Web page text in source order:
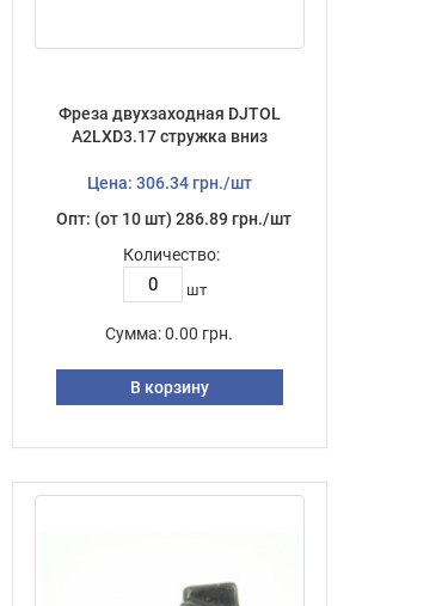
Фреза двухзаходная DJTOL
A2LXD3.17 стружка вниз
Цена: 306.34 грн./шт
Опт: (от 10 шт) 286.89 грн./шт
Количество:
шт
Сумма: 0.00 грн.
В корзину